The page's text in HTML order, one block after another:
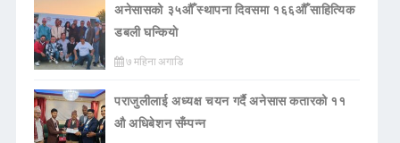
अनेसासको ३५औँ स्थापना दिवसमा १६६औँ साहित्यिक
डबली घन्कियाे
७ महिना अगाडि
पराजुलीलाई अध्यक्ष चयन गर्दै अनेसास कतारको ११
औ अधिबेशन सँम्पन्न